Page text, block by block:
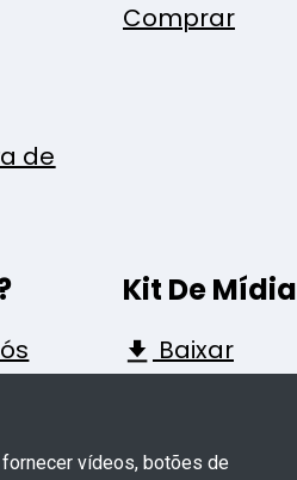
Comprar
de
Kit De Mídia
Baixar
vídeos, botões de